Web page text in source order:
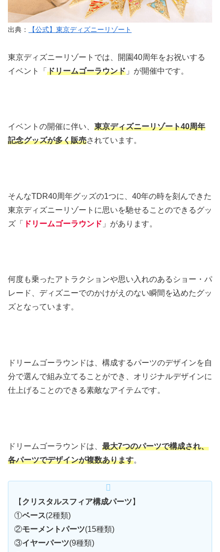
出典： 【公式】東京ディズニーリゾート
東京ディズニーリゾートでは、開園40周年をお祝いする
イベント「 ドリームゴーラウンド 」が開催中です。
イベントの開催に伴い、 東京ディズニーリゾート40周年
記念グッズが多く販売されています。
そんなTDR40周年グッズの1つに、40年の時を刻んできた
東京ディズニーリゾートに思いを馳せることのできるグッ
ズ「
ドリームゴーラウンド 」があります。
何度も乗ったアトラクションや思い入れのあるショー・パ
レード、ディズニーでのかけがえのない瞬間を込めたグッ
ズとなっています。
ドリームゴーラウンドは、構成するパーツのデザインを自
分で選んで組み立てることができ、オリジナルデザインに
仕上げることのできる素敵なアイテムです。
ドリームゴーラウンドは、 最大7つのパーツで構成され、
各パーツでデザインが複数あります。
【 クリスタルスフィア構成パーツ 】
①ベース(2種類)
②モーメントパーツ(15種類)
③イヤーパーツ(9種類)